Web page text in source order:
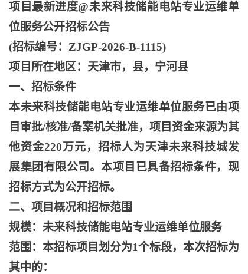
项目最新进度@未来科技储能电站专业运维单
位服务公开招标公告
(招标编号：ZJGP-2026-B-1115)
项目所在地区：天津市，县，宁河县
一、招标条件
本未来科技储能电站专业运维单位服务已由项
目审批/核准/备案机关批准，项目资金来源为其
他资金220万元，招标人为天津未来科技城发
展集团有限公司。本项目已具备招标条件，现
招标方式为公开招标。
二、项目概况和招标范围
规模：未来科技储能电站专业运维单位服务
范围：本招标项目划分为1个标段，本次招标为
其中的：